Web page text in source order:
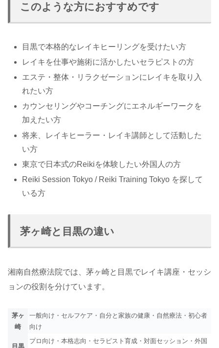
このような方におすすめです
目黒で本格的なレイキヒーリングを受けたい方
レイキを仕事や施術に活かしたいセラピストの方
エステ・整体・リラクゼーションにレイキを取り入
れたい方
カウンセリングやコーチングにエネルギーワークを
加えたい方
将来、レイキヒーラー・レイキ講師として活動した
い方
東京で日本式のReikiを体験したい外国人の方
Reiki Session Tokyo / Reiki Training Tokyo を探して
いる方
茅ヶ崎と目黒の違い
湘南自然療法院では、茅ヶ崎と目黒でレイキ講座・セッシ
ョンの役割を分けています。
茅ヶ
崎
一般向け・セルフケア・自分と家族の健康・自然療法・初心者
向け
目黒
プロ向け・本格志向・セラピスト育成・対面セッション・外国